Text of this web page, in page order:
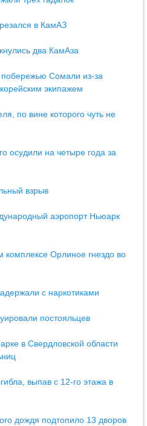
в КамАЗ
два КамАза
Сомали из-за
экипажем
по вине которого чуть не
осудили на четыре года за
взрыв
аэропорт Ньюарк
Орлиное гнездо во
с наркотиками
постояльцев
в Свердловской области
выпав с 12-го этажа в
дождя подтопило 13 дворов